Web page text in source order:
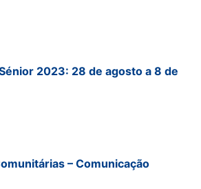
2023: 28 de agosto a 8 de
– Comunicação